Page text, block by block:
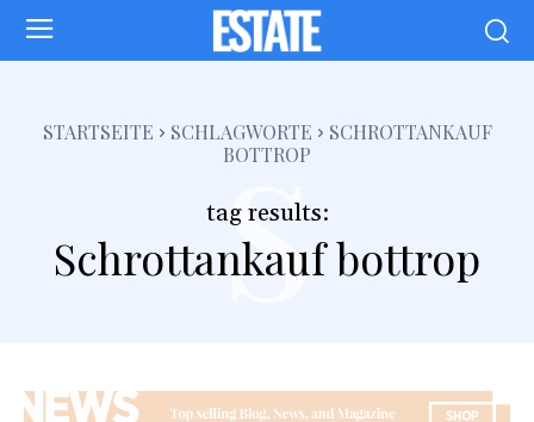
STARTSEITE SCHLAGWORTE
SCHROTTANKAUF
BOTTROP
tag results:
Schrottankauf bottrop
s